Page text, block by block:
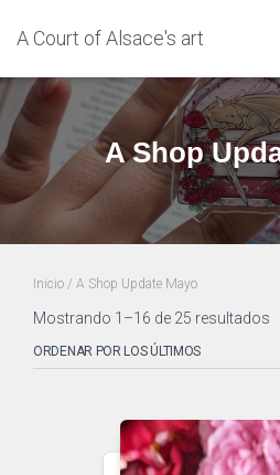
A Court of Alsace's art
A Shop
Inicio / A Shop Update Mayo
Mostrando 1–16 de 25 resultados